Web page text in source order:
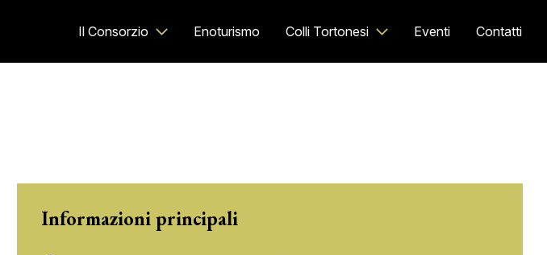
Il Consorzio Enoturismo Colli Tortonesi Eventi Contatti
Informazioni principali